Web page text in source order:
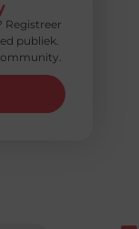
Registreer
publiek.